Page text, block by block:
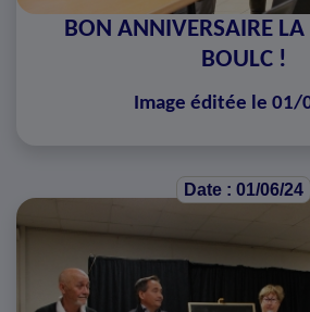
BON ANNIVERSAIRE
BOULC !
Image éditée le 01/
Date : 01/06/24